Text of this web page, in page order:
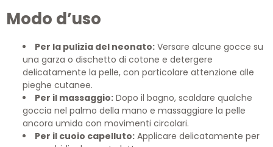
Modo d’uso
Per la pulizia del neonato: Versare alcune gocce su
una garza o dischetto di cotone e detergere
delicatamente la pelle, con particolare attenzione alle
pieghe cutanee.
Per il massaggio: Dopo il bagno, scaldare qualche
goccia nel palmo della mano e massaggiare la pelle
ancora umida con movimenti circolari.
Per il cuoio capelluto: Applicare delicatamente per